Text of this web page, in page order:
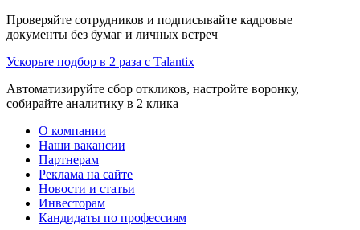
Проверяйте сотрудников и подписывайте кадровые
документы без бумаг и личных встреч
Ускорьте подбор в 2 раза с Talantix
Автоматизируйте сбор откликов, настройте воронку,
собирайте аналитику в 2 клика
О компании
Наши вакансии
Партнерам
Реклама на сайте
Новости и статьи
Инвесторам
Кандидаты по профессиям